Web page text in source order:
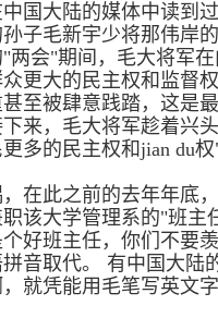
国大陆的媒体中读到
子毛新宇少将那伟岸
两会"期间，毛大将军
更大的民主权和监督
至被肆意践踏，这是
下来，毛大将军趁着兴
多的民主权和jian du
在此之前的去年年底
该大学管理系的"班主
好班主任，你们不要
音取代。 有中国大陆
就凭能用毛笔写英文